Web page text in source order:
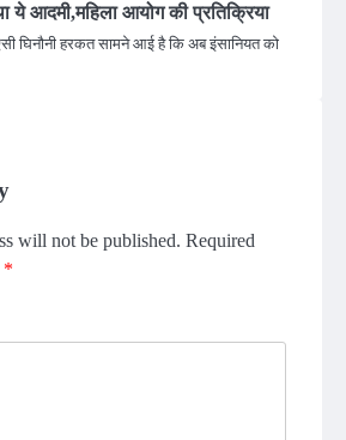
ये आदमी,महिला आयोग की प्रतिक्रिया
घिनौनी हरकत सामने आई है कि अब इंसानियत को
will not be published. Required
*